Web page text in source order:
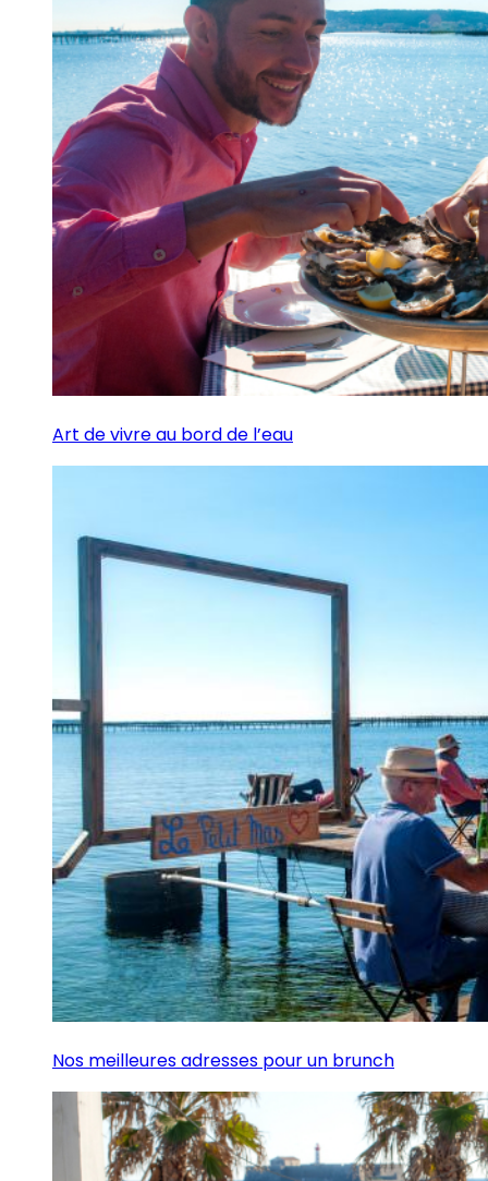
Art de vivre au bord de l’eau
Nos meilleures adresses pour un brunch